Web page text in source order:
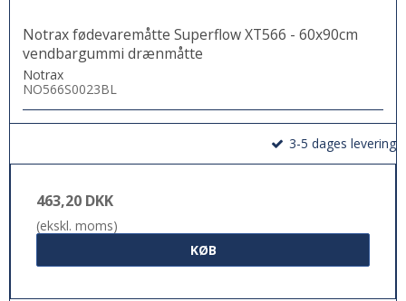
Notrax fødevaremåtte Superflow XT566 - 60x90cm
vendbargummi drænmåtte
Notrax
NO566S0023BL
3-5 dages levering
463,20 DKK
(ekskl. moms)
KØB